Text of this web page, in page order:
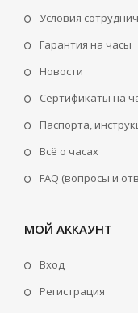
Условия
Гарантия на часы
Новости
Сертификаты на
Паспорта,
Всё о часах
FAQ (вопросы и
МОЙ АККАУНТ
Вход
Регистрация